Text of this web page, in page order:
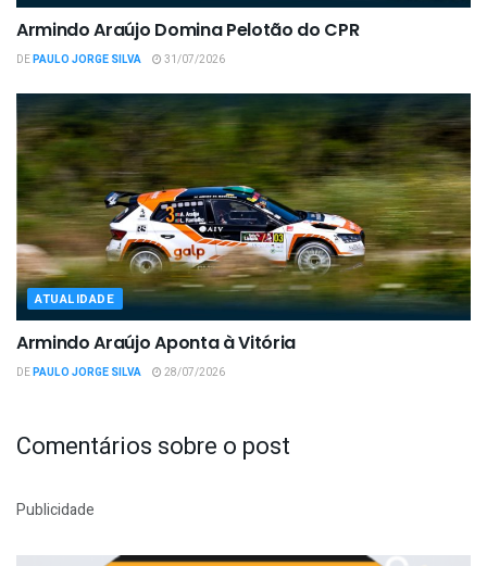
Armindo Araújo Domina Pelotão do CPR
DEPAULO JORGE SILVA 31/07/2026
ATUALIDADE
Armindo Araújo Aponta à Vitória
DEPAULO JORGE SILVA 28/07/2026
Comentários sobre o post
Publicidade